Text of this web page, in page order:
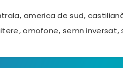
,america de sud,
,omofone, semn inversat,